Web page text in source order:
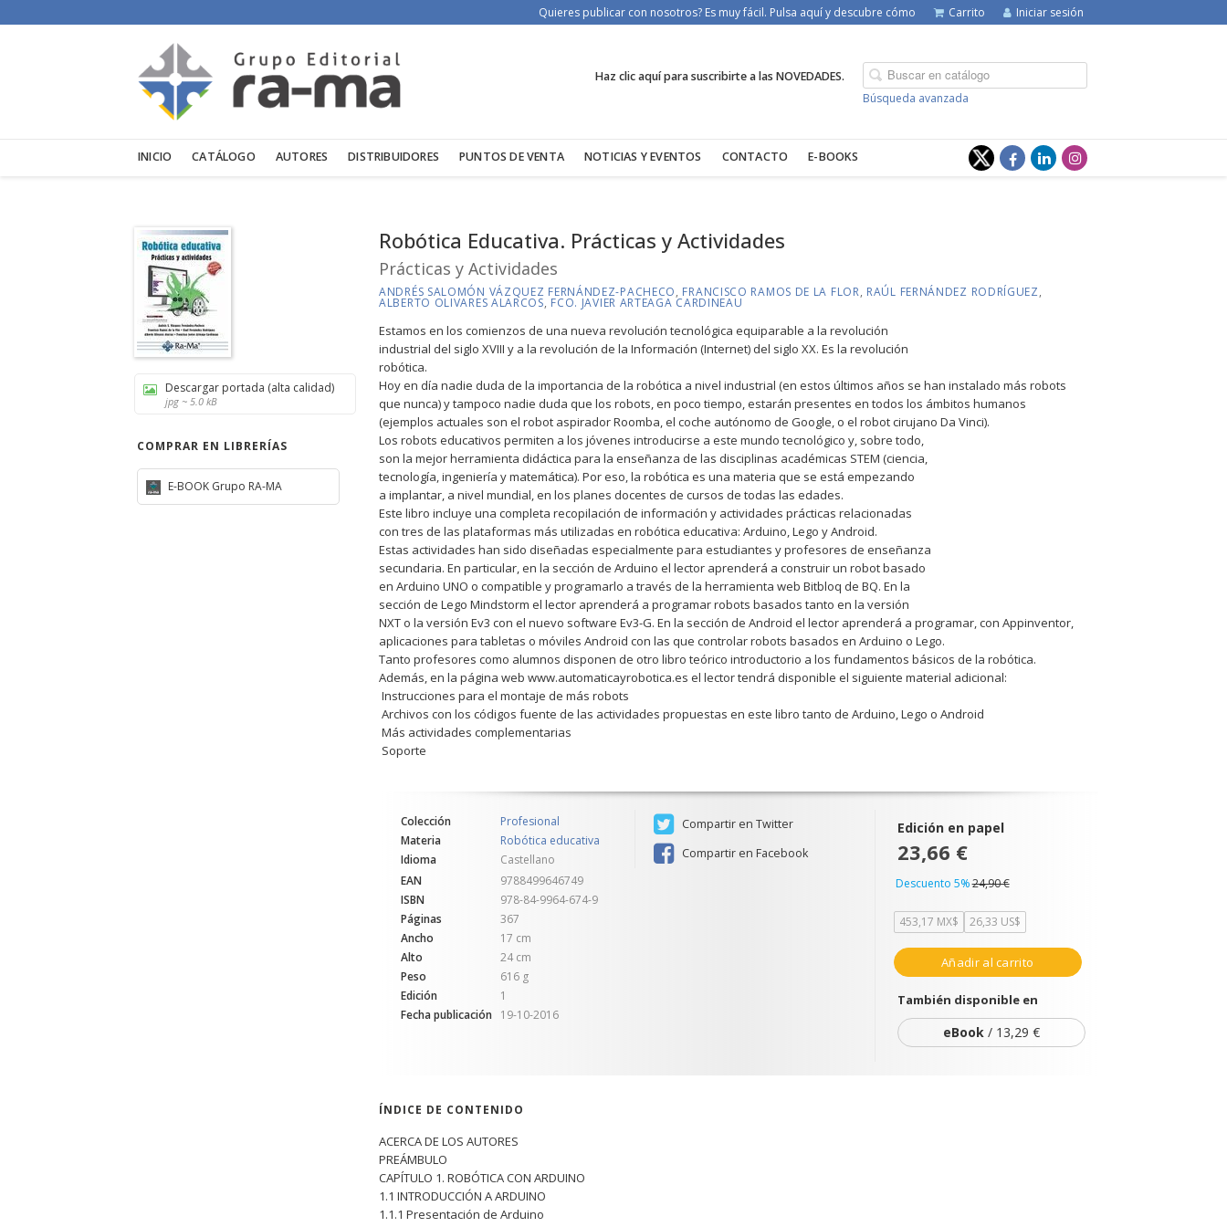
Quieres publicar con nosotros? Es muy fácil. Pulsa aquí y descubre cómo Carrito Iniciar sesión
Búsqueda avanzada
Haz clic aquí para suscribirte a las NOVEDADES.
INICIO CATÁLOGO AUTORES DISTRIBUIDORES PUNTOS DE VENTA NOTICIAS Y EVENTOS CONTACTO E-BOOKS
Descargar portada (alta calidad)
jpg ~ 5.0 kB
COMPRAR EN LIBRERÍAS
E-BOOK Grupo RA-MA
Robótica Educativa. Prácticas y Actividades
Prácticas y Actividades
ANDRÉS SALOMÓN VÁZQUEZ FERNÁNDEZ-PACHECO, FRANCISCO RAMOS DE LA FLOR, RAÚL FERNÁNDEZ RODRÍGUEZ,
ALBERTO OLIVARES ALARCOS, FCO. JAVIER ARTEAGA CARDINEAU
Estamos en los comienzos de una nueva revolución tecnológica equiparable a la revolución
industrial del siglo XVIII y a la revolución de la Información (Internet) del siglo XX. Es la revolución
robótica.
Hoy en día nadie duda de la importancia de la robótica a nivel industrial (en estos últimos años se han instalado más robots
que nunca) y tampoco nadie duda que los robots, en poco tiempo, estarán presentes en todos los ámbitos humanos
(ejemplos actuales son el robot aspirador Roomba, el coche autónomo de Google, o el robot cirujano Da Vinci).
Los robots educativos permiten a los jóvenes introducirse a este mundo tecnológico y, sobre todo,
son la mejor herramienta didáctica para la enseñanza de las disciplinas académicas STEM (ciencia,
tecnología, ingeniería y matemática). Por eso, la robótica es una materia que se está empezando
a implantar, a nivel mundial, en los planes docentes de cursos de todas las edades.
Este libro incluye una completa recopilación de información y actividades prácticas relacionadas
con tres de las plataformas más utilizadas en robótica educativa: Arduino, Lego y Android.
Estas actividades han sido diseñadas especialmente para estudiantes y profesores de enseñanza
secundaria. En particular, en la sección de Arduino el lector aprenderá a construir un robot basado
en Arduino UNO o compatible y programarlo a través de la herramienta web Bitbloq de BQ. En la
sección de Lego Mindstorm el lector aprenderá a programar robots basados tanto en la versión
NXT o la versión Ev3 con el nuevo software Ev3-G. En la sección de Android el lector aprenderá a programar, con Appinventor,
aplicaciones para tabletas o móviles Android con las que controlar robots basados en Arduino o Lego.
Tanto profesores como alumnos disponen de otro libro teórico introductorio a los fundamentos básicos de la robótica.
Además, en la página web www.automaticayrobotica.es el lector tendrá disponible el siguiente material adicional:
 Instrucciones para el montaje de más robots
 Archivos con los códigos fuente de las actividades propuestas en este libro tanto de Arduino, Lego o Android
 Más actividades complementarias
 Soporte
Colección
Profesional
Materia
Robótica educativa
Idioma
Castellano
EAN
9788499646749
ISBN
978-84-9964-674-9
Páginas
367
Ancho
17 cm
Alto
24 cm
Peso
616 g
Edición
1
Fecha publicación
19-10-2016
Compartir en Twitter
Compartir en Facebook
Edición en papel
23,66 €
Descuento 5%24,90 €
453,17 MX$ 26,33 US$
Añadir al carrito
También disponible en
eBook/ 13,29 €
ÍNDICE DE CONTENIDO
ACERCA DE LOS AUTORES
PREÁMBULO
CAPÍTULO 1. ROBÓTICA CON ARDUINO
1.1 INTRODUCCIÓN A ARDUINO
1.1.1 Presentación de Arduino